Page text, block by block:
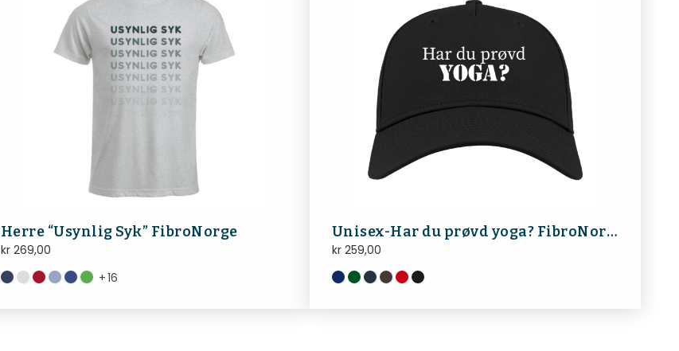
Herre “Usynlig Syk” FibroNorge
kr269,00
+16
Unisex-Har du prøvd yoga? FibroNorge
kr259,00